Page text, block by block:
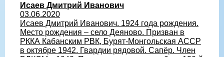
Исаев Дмитрий Иванович
03.06.2020
Исаев Дмитрий Иванович. 1924 года рождения.
Место рождения – село Деяново. Призван в
РККА Кабанским РВК, Бурят-Монгольская АССР
в октябре 1942. Гвардии рядовой. Сапёр. Член